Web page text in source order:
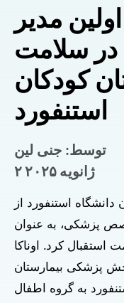
مدیر
سلامت
کودکان
توسط: جنی لین
۲ ژانویه ۲۰۲۵
استنفورد از
پزشکی، به عنوان
استقبال کرد. اوناکا
پزشکی بیمارستان
به گروه اطفال